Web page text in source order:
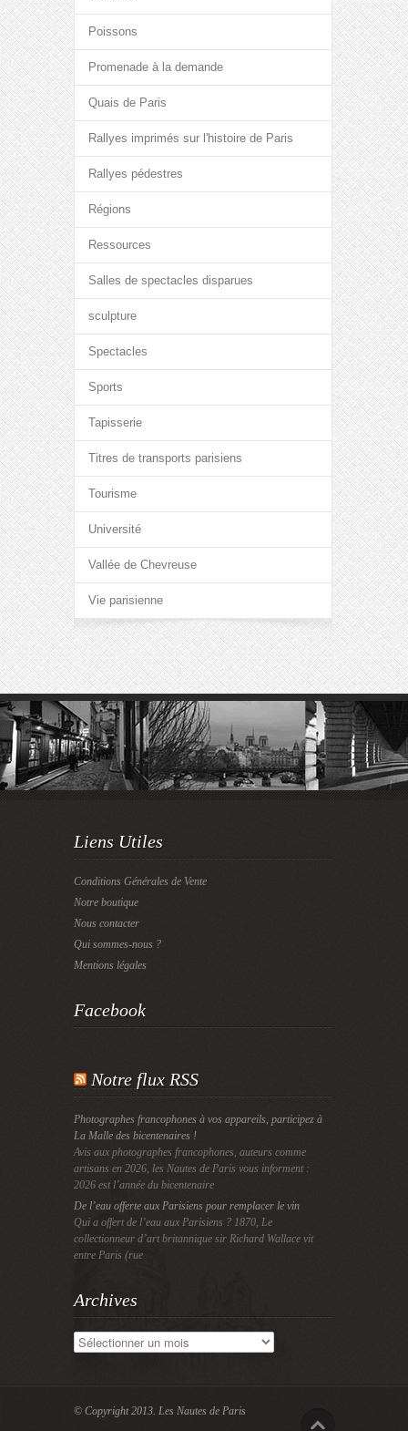
Poissons
Promenade à la demande
Quais de Paris
Rallyes imprimés sur l'histoire de Paris
Rallyes pédestres
Régions
Ressources
Salles de spectacles disparues
sculpture
Spectacles
Sports
Tapisserie
Titres de transports parisiens
Tourisme
Université
Vallée de Chevreuse
Vie parisienne
Liens Utiles
Conditions Générales de Vente
Notre boutique
Nous contacter
Qui sommes-nous ?
Mentions légales
Facebook
Notre flux RSS
Photographes francophones à vos appareils, participez à
La Malle des bicentenaires !
Avis aux photographes francophones, auteurs comme
artisans en 2026, les Nautes de Paris vous informent :
2026 est l’année du bicentenaire
De l’eau offerte aux Parisiens pour remplacer le vin
Qui a offert de l’eau aux Parisiens ? 1870, Le
collectionneur d’art britannique sir Richard Wallace vit
entre Paris (rue
Archives
Archives
© Copyright 2013. Les Nautes de Paris